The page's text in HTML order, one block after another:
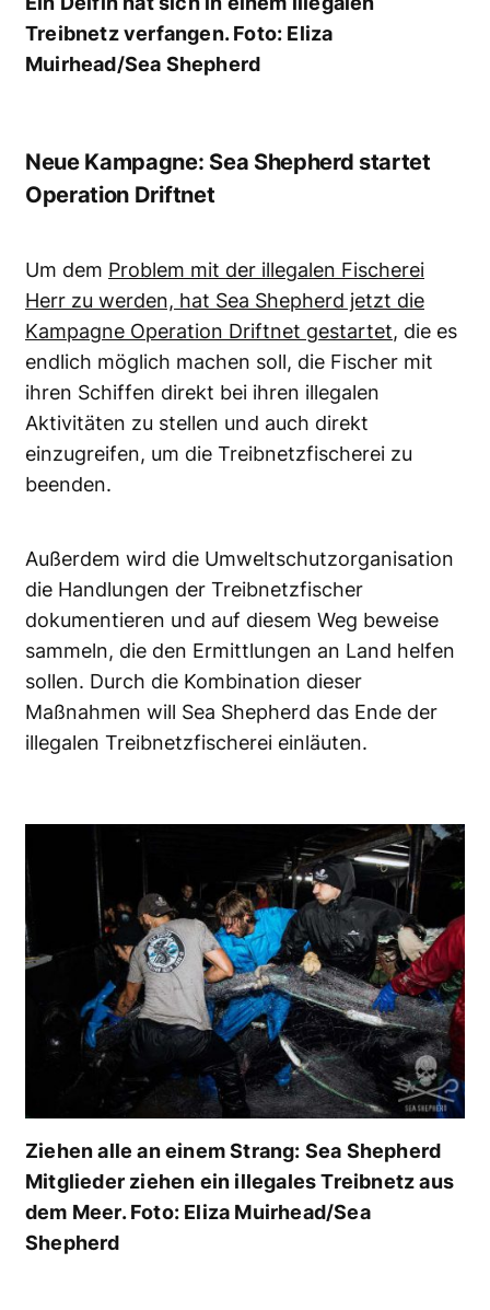
Treibnetz verfangen. Foto: Eliza
Muirhead/Sea Shepherd
Neue Kampagne: Sea Shepherd startet
Operation Driftnet
Um dem Problem mit der illegalen Fischerei
Herr zu werden, hat Sea Shepherd jetzt die
Kampagne Operation Driftnet gestartet, die es
endlich möglich machen soll, die Fischer mit
ihren Schiffen direkt bei ihren illegalen
Aktivitäten zu stellen und auch direkt
einzugreifen, um die Treibnetzfischerei zu
beenden.
Außerdem wird die Umweltschutzorganisation
die Handlungen der Treibnetzfischer
dokumentieren und auf diesem Weg beweise
sammeln, die den Ermittlungen an Land helfen
sollen. Durch die Kombination dieser
Maßnahmen will Sea Shepherd das Ende der
illegalen Treibnetzfischerei einläuten.
Ziehen alle an einem Strang: Sea Shepherd
Mitglieder ziehen ein illegales Treibnetz aus
dem Meer. Foto: Eliza Muirhead/Sea
Shepherd